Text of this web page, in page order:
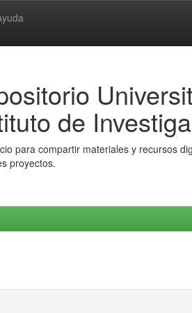
de
para compartir materiales y recursos
proyectos.